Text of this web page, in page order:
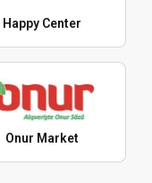
Happy Center
Onur Market